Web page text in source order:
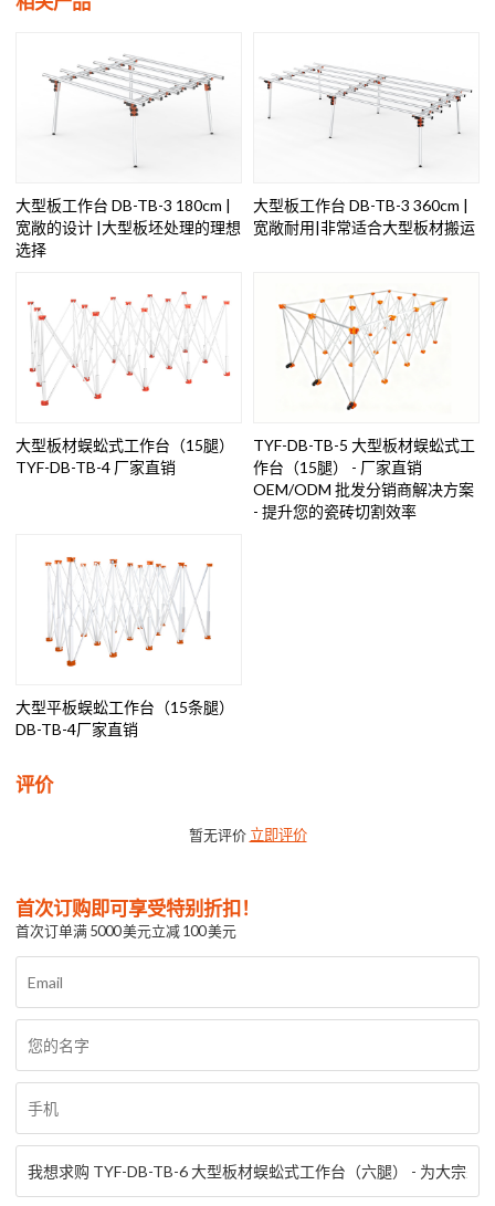
大型板工作台 DB-TB-3 180cm |
宽敞的设计 |大型板坯处理的理想
选择
大型板工作台 DB-TB-3 360cm |
宽敞耐用|非常适合大型板材搬运
大型板材蜈蚣式工作台（15腿）
TYF-DB-TB-4 厂家直销
TYF-DB-TB-5 大型板材蜈蚣式工
作台（15腿） - 厂家直销
OEM/ODM 批发分销商解决方案
- 提升您的瓷砖切割效率
大型平板蜈蚣工作台（15条腿）
DB-TB-4厂家直销
评价
暂无评价 立即评价
首次订购即可享受特别折扣！
首次订单满 5000 美元立减 100 美元